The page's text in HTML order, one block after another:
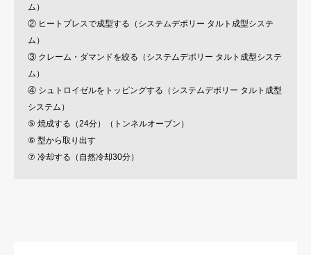
ム）
② ヒートプレスで成型する（システムデポリー タルト成型システ
ム）
③ クレーム・ダマンドを絞る（システムデポリー タルト成型システ
ム）
④ シュトロイゼルをトッピングする（システムデポリー タルト成型
システム）
⑤ 焼成する（24分）（トンネルオーブン）
⑥ 型から取り出す
⑦ 冷却する（自然冷却30分）